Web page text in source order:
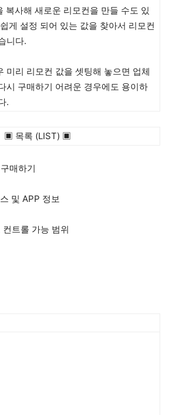
복사해 새로운 리모컨을 만들 수도 있
게 설정 되어 있는 값을 찾아서 리모컨
니다.
미리 리모컨 값을 셋팅해 놓으면 업체
시 구매하기 어려운 경우에도 용이하
.
▣ 목록 (LIST) ▣
매하기
및 APP 정보
트롤 가능 범위